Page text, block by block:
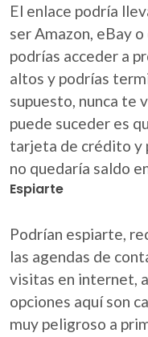
El enlace podría
ser Amazon, eBay
podrías acceder a
altos y podrías
supuesto, nunca te
puede suceder es
tarjeta de crédito y
no quedaría saldo
Espiarte
Podrían espiarte,
las agendas de
visitas en internet,
opciones aquí son
muy peligroso a